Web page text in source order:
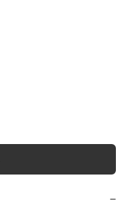
−